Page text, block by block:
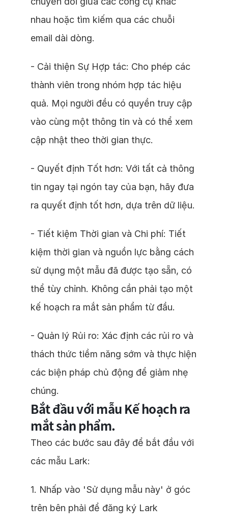
nhau hoặc tìm kiếm qua các chuỗi
email dài dòng.
- Cải thiện Sự Hợp tác: Cho phép các
thành viên trong nhóm hợp tác hiệu
quả. Mọi người đều có quyền truy cập
vào cùng một thông tin và có thể xem
cập nhật theo thời gian thực.
- Quyết định Tốt hơn: Với tất cả thông
tin ngay tại ngón tay của bạn, hãy đưa
ra quyết định tốt hơn, dựa trên dữ liệu.
- Tiết kiệm Thời gian và Chi phí: Tiết
kiệm thời gian và nguồn lực bằng cách
sử dụng một mẫu đã được tạo sẵn, có
thể tùy chỉnh. Không cần phải tạo một
kế hoạch ra mắt sản phẩm từ đầu.
- Quản lý Rủi ro: Xác định các rủi ro và
thách thức tiềm năng sớm và thực hiện
các biện pháp chủ động để giảm nhẹ
chúng.
Bắt đầu với mẫu Kế hoạch ra
mắt sản phẩm.
Theo các bước sau đây để bắt đầu với
các mẫu Lark:
1. Nhấp vào 'Sử dụng mẫu này' ở góc
trên bên phải để đăng ký Lark